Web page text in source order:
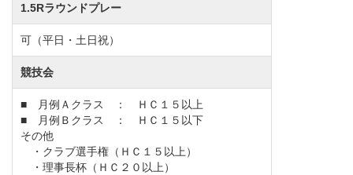
1.5Rラウンドプレー
可（平日・土日祝）
競技会
■ 月例Ａクラス ： ＨＣ１５以上
■ 月例Ｂクラス ： ＨＣ１５以下
その他
・クラブ選手権（ＨＣ１５以上）
・理事長杯（ＨＣ２０以上）